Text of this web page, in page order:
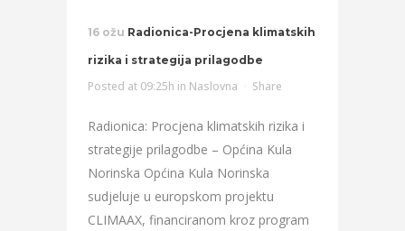
16 ožu Radionica-Procjena klimatskih
rizika i strategija prilagodbe
Posted at 09:25h in Naslovna Share
Radionica: Procjena klimatskih rizika i
strategije prilagodbe – Općina Kula
Norinska Općina Kula Norinska
sudjeluje u europskom projektu
CLIMAAX, financiranom kroz program